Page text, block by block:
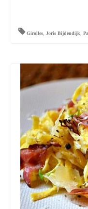
Girolles,Joris Bijdendijk,